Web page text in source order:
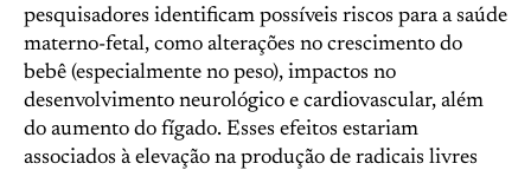
pesquisadores identificam possíveis riscos para a saúde
materno-fetal, como alterações no crescimento do
bebê (especialmente no peso), impactos no
desenvolvimento neurológico e cardiovascular, além
do aumento do fígado. Esses efeitos estariam
associados à elevação na produção de radicais livres